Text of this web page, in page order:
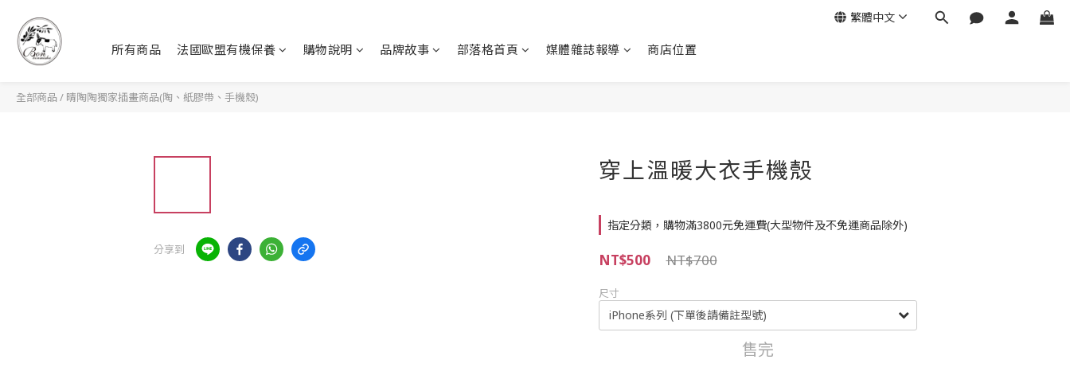
所有商品 法國歐盟有機保養 購物說明 品牌故事 部落格首頁 媒體雜誌報導 商店位置
繁體中文
全部商品 / 晴陶陶獨家插畫商品(陶、紙膠帶、手機殼)
分享到
穿上溫暖大衣手機殼
指定分類，購物滿3800元免運費(大型物件及不免運商品除外)
NT$700
NT$500
尺寸
售完